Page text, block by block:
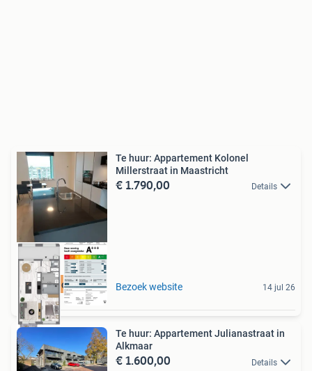
Meer op onze site
Te huur: Appartement Kolonel
Millerstraat in Maastricht
€ 1.790,00 Details
Bezoek website 14 jul 26
Te huur: Appartement Julianastraat in
Alkmaar
€ 1.600,00 Details